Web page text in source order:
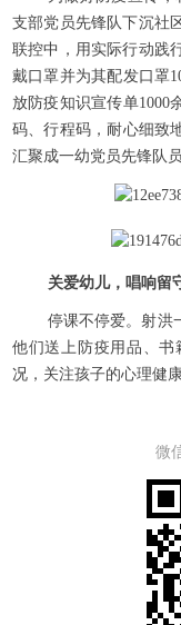
支部党员先锋队下沉社
联控中，用实际行动践
戴口罩并为其配发口罩
放防疫知识宣传单1000
码、行程码，耐心细致
汇聚成一幼党员先锋队
关爱幼儿，唱响留
停课不停爱。射洪
他们送上防疫用品、
况，关注孩子的心理健
微